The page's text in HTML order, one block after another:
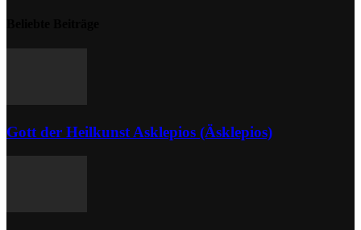
Gott der Heilkunst Asklepios (Äsklepios)